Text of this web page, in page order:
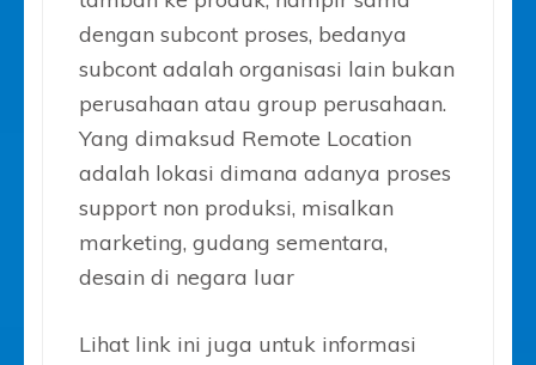
dengan subcont proses, bedanya
subcont adalah organisasi lain bukan
perusahaan atau group perusahaan.
Yang dimaksud Remote Location
adalah lokasi dimana adanya proses
support non produksi, misalkan
marketing, gudang sementara,
desain di negara luar
Lihat link ini juga untuk informasi